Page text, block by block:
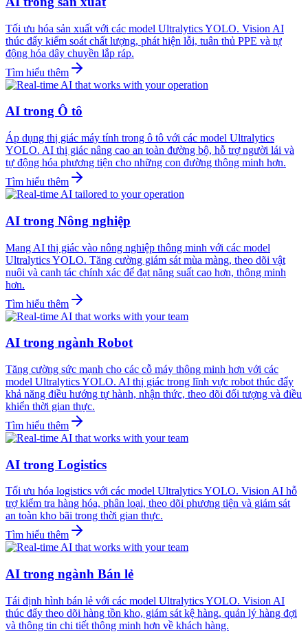
Tối ưu hóa sản xuất với các model Ultralytics YOLO. Vision AI
thúc đẩy kiểm soát chất lượng, phát hiện lỗi, tuân thủ PPE và tự
động hóa dây chuyền lắp ráp.
Tìm hiểu thêm
AI trong Ô tô
Áp dụng thị giác máy tính trong ô tô với các model Ultralytics
YOLO. AI thị giác nâng cao an toàn đường bộ, hỗ trợ người lái và
tự động hóa phương tiện cho những con đường thông minh hơn.
Tìm hiểu thêm
AI trong Nông nghiệp
Mang AI thị giác vào nông nghiệp thông minh với các model
Ultralytics YOLO. Tăng cường giám sát mùa màng, theo dõi vật
nuôi và canh tác chính xác để đạt năng suất cao hơn, thông minh
hơn.
Tìm hiểu thêm
AI trong ngành Robot
Tăng cường sức mạnh cho các cỗ máy thông minh hơn với các
model Ultralytics YOLO. AI thị giác trong lĩnh vực robot thúc đẩy
khả năng điều hướng tự hành, nhận thức, theo dõi đối tượng và điều
khiển thời gian thực.
Tìm hiểu thêm
AI trong Logistics
Tối ưu hóa logistics với các model Ultralytics YOLO. Vision AI hỗ
trợ kiểm tra hàng hóa, phân loại, theo dõi phương tiện và giám sát
an toàn kho bãi trong thời gian thực.
Tìm hiểu thêm
AI trong ngành Bán lẻ
Tái định hình bán lẻ với các model Ultralytics YOLO. Vision AI
thúc đẩy theo dõi hàng tồn kho, giám sát kệ hàng, quản lý hàng đợi
và thông tin chi tiết thông minh hơn về khách hàng.